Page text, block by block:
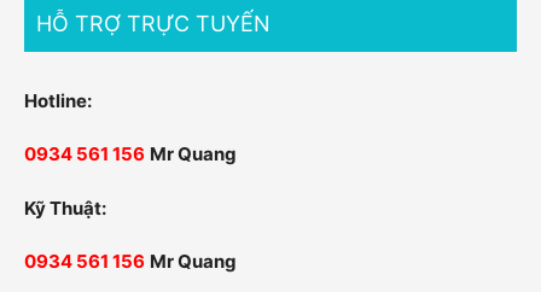
HỖ TRỢ TRỰC TUYẾN
Hotline:
0934 561 156 Mr Quang
Kỹ Thuật:
0934 561 156 Mr Quang